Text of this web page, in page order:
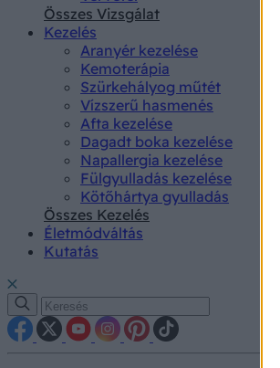
Összes Vizsgálat
Kezelés
Aranyér kezelése
Kemoterápia
Szürkehályog műtét
Vízszerű hasmenés
Afta kezelése
Dagadt boka kezelése
Napallergia kezelése
Fülgyulladás kezelése
Kötőhártya gyulladás
Összes Kezelés
Életmódváltás
Kutatás